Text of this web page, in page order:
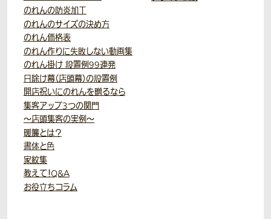
のれんの防炎加工
のれんのサイズの決め方
のれん価格表
のれん作りに失敗しない動画集
のれん掛け 設置例99連発
日除け幕（店頭幕）の設置例
開店祝いにのれんを贈るなら
集客アップ3つの関門
～店頭集客の実例～
暖簾とは？
書体と色
家紋集
教えて！Q&A
お役立ちコラム